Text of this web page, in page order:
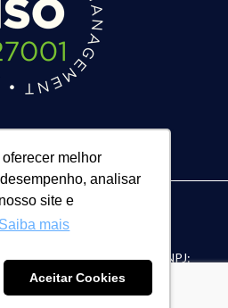
melhor
analisar
site e
Saiba mais
Aceitar Cookies
CONSULTORIA LTDA. | CNPJ:
0002-33